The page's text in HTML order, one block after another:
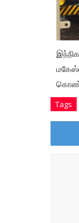
Tags